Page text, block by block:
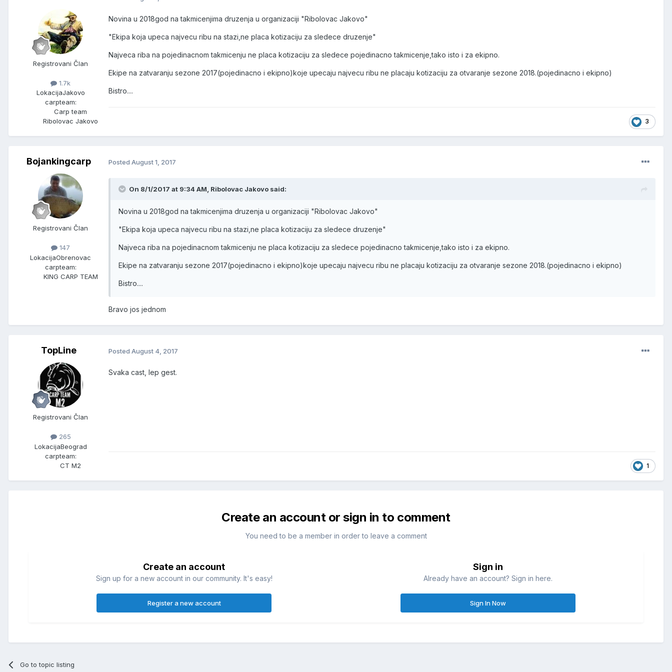
Registrovani Član
1.7k
LokacijaJakovo
carpteam:
Carp team
Ribolovac Jakovo
Novina u 2018god na takmicenjima druzenja u organizaciji "Ribolovac Jakovo"
"Ekipa koja upeca najvecu ribu na stazi,ne placa kotizaciju za sledece druzenje"
Najveca riba na pojedinacnom takmicenju ne placa kotizaciju za sledece pojedinacno takmicenje,tako isto i za ekipno.
Ekipe na zatvaranju sezone 2017(pojedinacno i ekipno)koje upecaju najvecu ribu ne placaju kotizaciju za otvaranje sezone 2018.(pojedinacno i ekipno)
Bistro....
3
Bojankingcarp
Registrovani Član
147
LokacijaObrenovac
carpteam:
KING CARP TEAM
Posted August 1, 2017
On 8/1/2017 at 9:34 AM, Ribolovac Jakovo said:
Novina u 2018god na takmicenjima druzenja u organizaciji "Ribolovac Jakovo"
"Ekipa koja upeca najvecu ribu na stazi,ne placa kotizaciju za sledece druzenje"
Najveca riba na pojedinacnom takmicenju ne placa kotizaciju za sledece pojedinacno takmicenje,tako isto i za ekipno.
Ekipe na zatvaranju sezone 2017(pojedinacno i ekipno)koje upecaju najvecu ribu ne placaju kotizaciju za otvaranje sezone 2018.(pojedinacno i ekipno)
Bistro....
Bravo jos jednom
TopLine
Registrovani Član
265
LokacijaBeograd
carpteam:
CT M2
Posted August 4, 2017
Svaka cast, lep gest.
1
Create an account or sign in to comment
You need to be a member in order to leave a comment
Create an account
Sign up for a new account in our community. It's easy!
Register a new account
Sign in
Already have an account? Sign in here.
Sign In Now
Go to topic listing